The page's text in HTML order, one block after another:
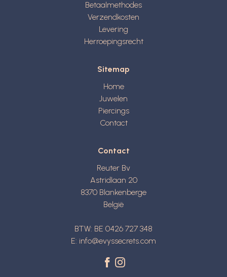
Betaalmethodes
Verzendkosten
Levering
Herroepingsrecht
Sitemap
Home
Juwelen
Piercings
Contact
Contact
Reuter Bv
Astridlaan 20
8370 Blankenberge
België
BTW: BE 0426 727 348
E: info@evyssecrets.com